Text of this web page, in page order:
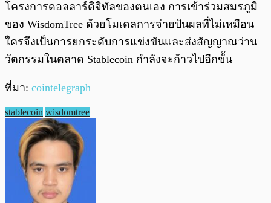
โครงการดอลลาร์ดิจิทัลของตนเอง การเข้าร่วมสมรภูมิ
ของ WisdomTree ด้วยโมเดลการจ่ายปันผลที่ไม่เหมือน
ใครจึงเป็นการยกระดับการแข่งขันและส่งสัญญาณว่าน
วัตกรรมในตลาด Stablecoin กำลังจะก้าวไปอีกขั้น
ที่มา: cointelegraph
stablecoin wisdomtree